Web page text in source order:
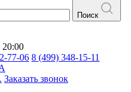
Поиск
20:00
77-06 8 (499) 348-15-11
Заказать звонок